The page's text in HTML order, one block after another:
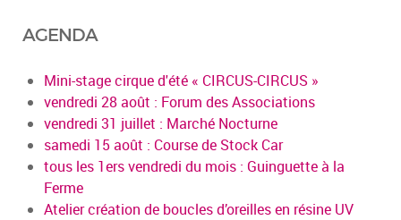
AGENDA
Mini-stage cirque d'été « CIRCUS-CIRCUS »
vendredi 28 août : Forum des Associations
vendredi 31 juillet : Marché Nocturne
samedi 15 août : Course de Stock Car
tous les 1ers vendredi du mois : Guinguette à la
Ferme
Atelier création de boucles d’oreilles en résine UV